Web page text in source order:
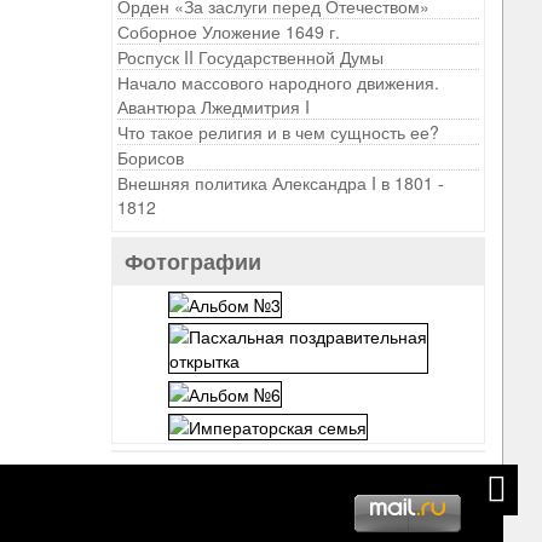
Орден «За заслуги перед Отечеством»
Соборное Уложение 1649 г.
Роспуск II Государственной Думы
Начало массового народного движения.
Авантюра Лжедмитрия I
Что такое религия и в чем сущность ее?
Борисов
Внешняя политика Александра I в 1801 -
1812
Фотографии